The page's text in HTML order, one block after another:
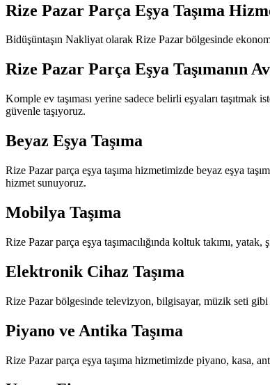
Rize Pazar Parça Eşya Taşıma
Bidüşüntaşın Nakliyat olarak Rize Pazar bölgesinde
Rize Pazar Parça Eşya Taşımanın
Komple ev taşıması yerine sadece belirli eşyaları taşıtmak
güvenle taşıyoruz.
Beyaz Eşya Taşıma
Rize Pazar parça eşya taşıma hizmetimizde beyaz eşya
hizmet sunuyoruz.
Mobilya Taşıma
Rize Pazar parça eşya taşımacılığında koltuk takımı,
Elektronik Cihaz Taşıma
Rize Pazar bölgesinde televizyon, bilgisayar, müzik seti
Piyano ve Antika Taşıma
Rize Pazar parça eşya taşıma hizmetimizde piyano, kasa,